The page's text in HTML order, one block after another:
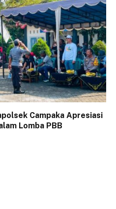
Campaka Apresiasi
Lomba PBB